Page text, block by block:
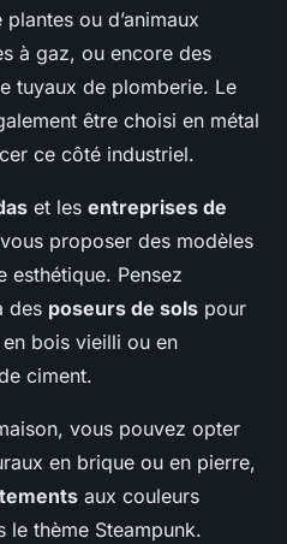
ou d’animaux
à gaz, ou encore des
tuyaux de plomberie. Le
être choisi en métal
ce côté industriel.
et les entreprises de
proposer des modèles
esthétique. Pensez
des poseurs de sols pour
bois vieilli ou en
ciment.
vous pouvez opter
en brique ou en pierre,
aux couleurs
le thème Steampunk.